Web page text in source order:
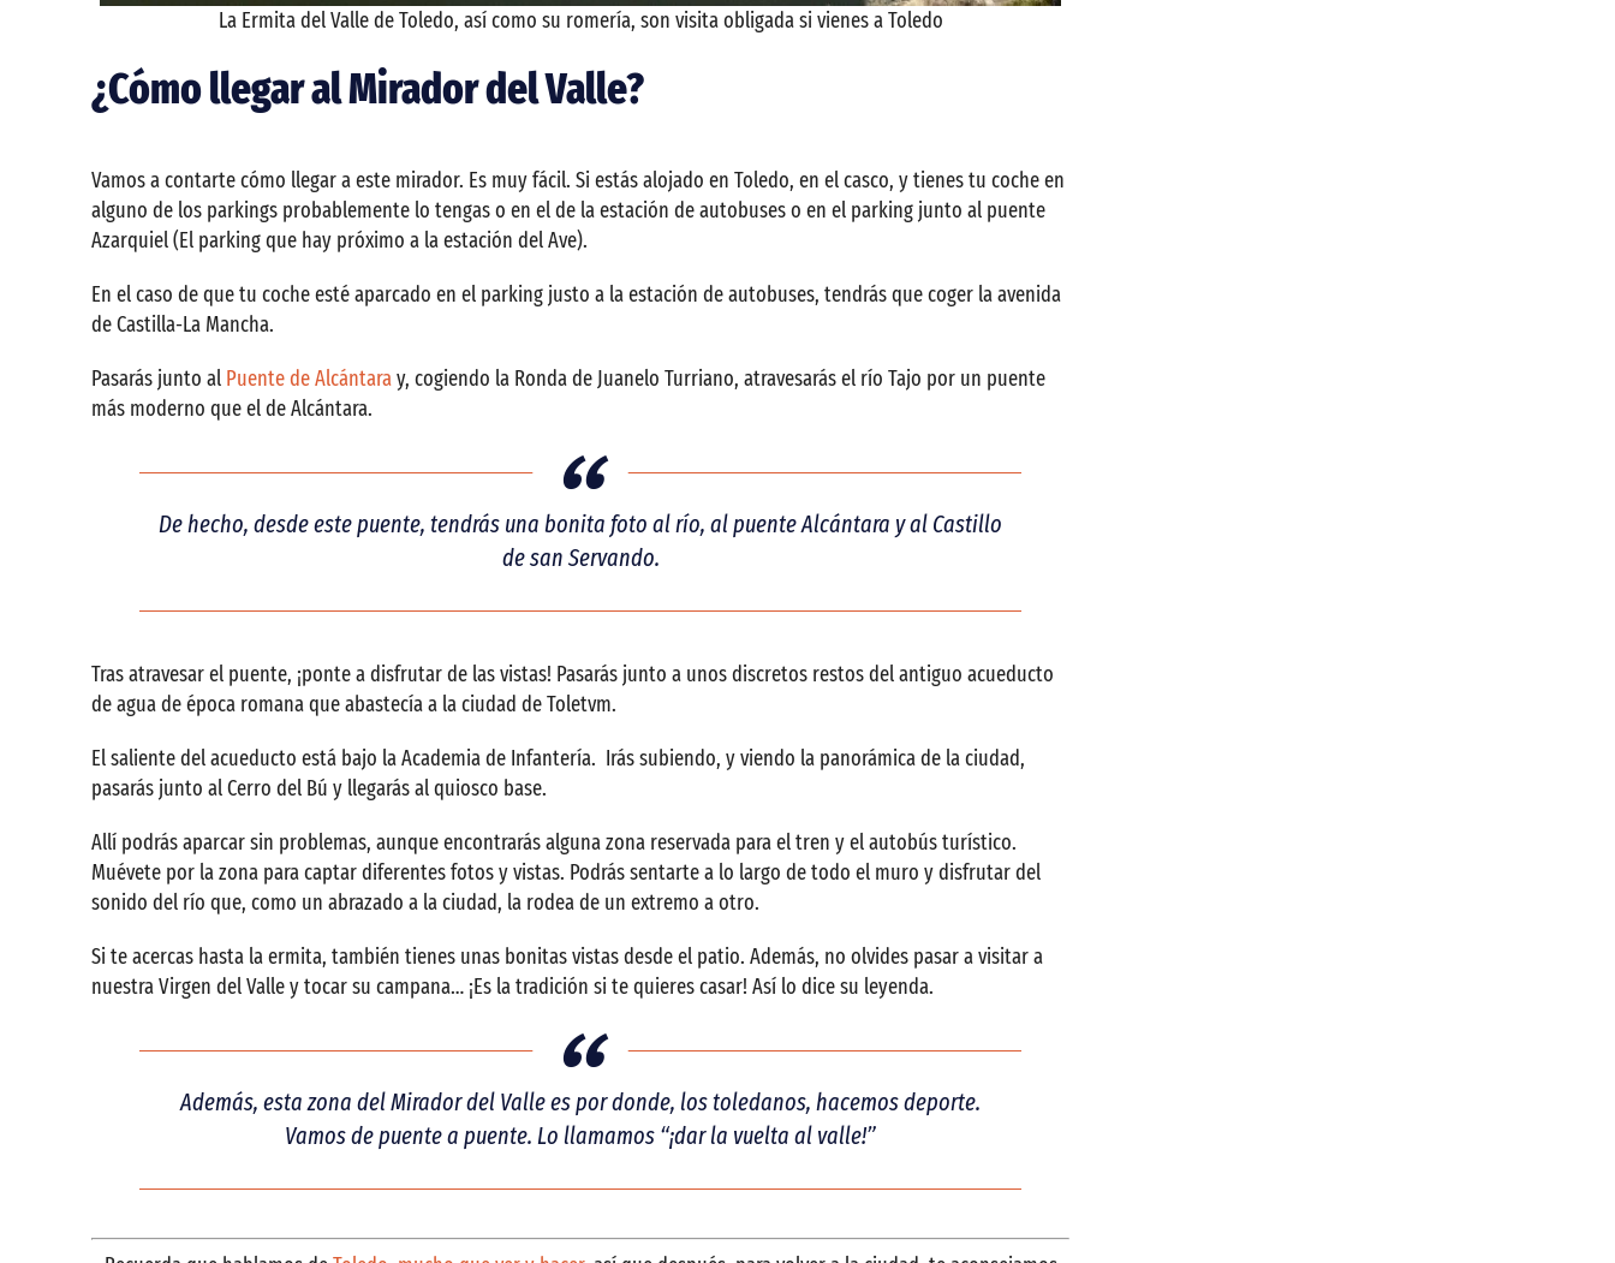
La Ermita del Valle de Toledo, así como su romería, son visita obligada si vienes a Toledo
¿Cómo llegar al Mirador del Valle?
Vamos a contarte cómo llegar a este mirador. Es muy fácil. Si estás alojado en Toledo, en el casco, y tienes tu coche en
alguno de los parkings probablemente lo tengas o en el de la estación de autobuses o en el parking junto al puente
Azarquiel (El parking que hay próximo a la estación del Ave).
En el caso de que tu coche esté aparcado en el parking justo a la estación de autobuses, tendrás que coger la avenida
de Castilla-La Mancha.
Pasarás junto al Puente de Alcántaray, cogiendo la Ronda de Juanelo Turriano, atravesarás el río Tajo por un puente
más moderno que el de Alcántara.
De hecho, desde este puente, tendrás una bonita foto al río, al puente Alcántara y al Castillo
de san Servando.
Tras atravesar el puente, ¡ponte a disfrutar de las vistas! Pasarás junto a unos discretos restos del antiguo acueducto
de agua de época romana que abastecía a la ciudad de Toletvm.
El saliente del acueducto está bajo la Academia de Infantería. Irás subiendo, y viendo la panorámica de la ciudad,
pasarás junto al Cerro del Bú y llegarás al quiosco base.
Allí podrás aparcar sin problemas, aunque encontrarás alguna zona reservada para el tren y el autobús turístico.
Muévete por la zona para captar diferentes fotos y vistas. Podrás sentarte a lo largo de todo el muro y disfrutar del
sonido del río que, como un abrazado a la ciudad, la rodea de un extremo a otro.
Si te acercas hasta la ermita, también tienes unas bonitas vistas desde el patio. Además, no olvides pasar a visitar a
nuestra Virgen del Valle y tocar su campana… ¡Es la tradición si te quieres casar! Así lo dice su leyenda.
Además, esta zona del Mirador del Valle es por donde, los toledanos, hacemos deporte.
Vamos de puente a puente. Lo llamamos “¡dar la vuelta al valle!”